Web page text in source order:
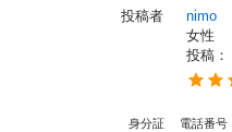
投稿者
nimo
女性
投稿：
身分証 電話番号